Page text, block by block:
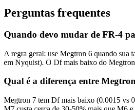
Perguntas frequentes
Quando devo mudar de FR-4
A regra geral: use Megtron 6 quando sua
em Nyquist). O Df mais baixo do Megtron
Qual é a diferença entre
Megtron 7 tem Df mais baixo (0.0015 vs